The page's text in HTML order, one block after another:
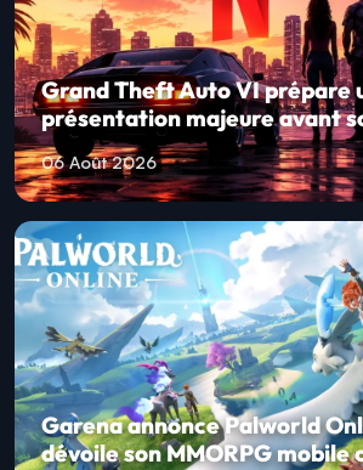
Grand Theft Auto VI prépare
présentation majeure avant
06 Août 2026
Garena annonce Palworld
dévoile son MMORPG mobile